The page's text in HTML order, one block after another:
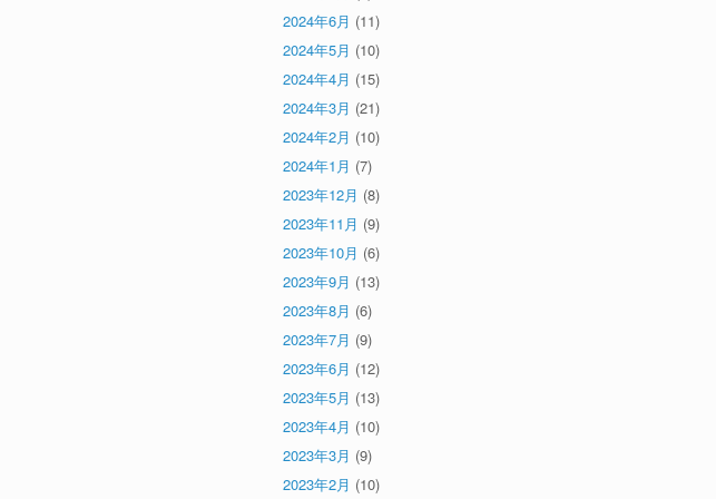
2024年6月 (11)
2024年5月 (10)
2024年4月 (15)
2024年3月 (21)
2024年2月 (10)
2024年1月 (7)
2023年12月 (8)
2023年11月 (9)
2023年10月 (6)
2023年9月 (13)
2023年8月 (6)
2023年7月 (9)
2023年6月 (12)
2023年5月 (13)
2023年4月 (10)
2023年3月 (9)
2023年2月 (10)